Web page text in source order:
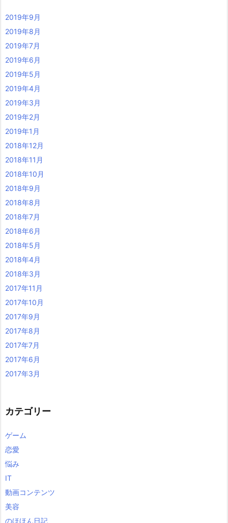
2019年9月
2019年8月
2019年7月
2019年6月
2019年5月
2019年4月
2019年3月
2019年2月
2019年1月
2018年12月
2018年11月
2018年10月
2018年9月
2018年8月
2018年7月
2018年6月
2018年5月
2018年4月
2018年3月
2017年11月
2017年10月
2017年9月
2017年8月
2017年7月
2017年6月
2017年3月
カテゴリー
ゲーム
恋愛
悩み
IT
動画コンテンツ
美容
のほほん日記